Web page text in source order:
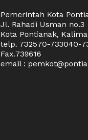
mengumpulkan
mengikuti jalan
Sampah yang
rute dikumpulkan,
kembali,” ujarnya
sehat dalam
ke-81
di Kantor Camat
Wulanda
menyiapkan
berhasil
Pemerintah Kota
Jl. Rahadi Usman no.3
Kota Pontianak,
telp. 732570-733040-
Fax.739616
email :